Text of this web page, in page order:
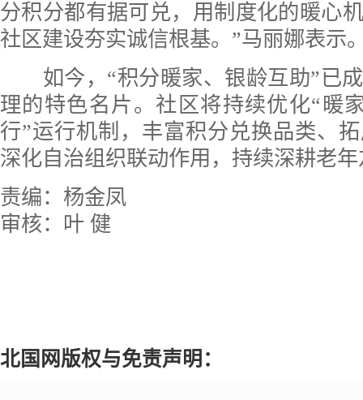
分积分都有据可兑，用制度化的暖心
社区建设夯实诚信根基。”马丽娜表示
如今，“积分暖家、银龄互助”已成
理的特色名片。社区将持续优化“暖
行”运行机制，丰富积分兑换品类、
深化自治组织联动作用，持续深耕老
责编：杨金凤
审核：叶 健
北国网版权与免责声明：